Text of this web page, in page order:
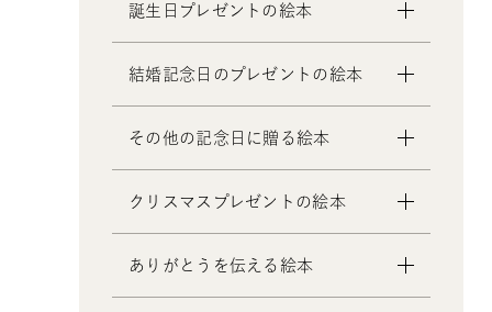
- 成人祝いの絵本
- 初節句のお祝いの絵本
- 入園・入学／卒園・卒業祝いの絵
本
- 還暦祝いの絵本
誕生日プレゼントの絵本
- 2歳～6歳の幼児への誕生日プレゼ
- 小学生の子供への誕生日プレゼン
トの絵本
- 中学生、高校生、大学生への誕生
日プレゼントの絵本
- 20歳の誕生日プレゼントの絵本
- 女性、妻、彼女、女友達への誕生
結婚記念日のプレゼントの絵本
- 夫への結婚記念日の絵本
- 友人、知人への結婚記念日の絵本
その他の記念日に贈る絵本
- 生まれて一万日記念日の絵本
の絵本
- 母の日 / 父の日のプレゼントの絵
クリスマスプレゼントの絵本
ントの絵本
ありがとうを伝える絵本